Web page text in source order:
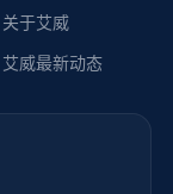
关于艾威
艾威最新动态